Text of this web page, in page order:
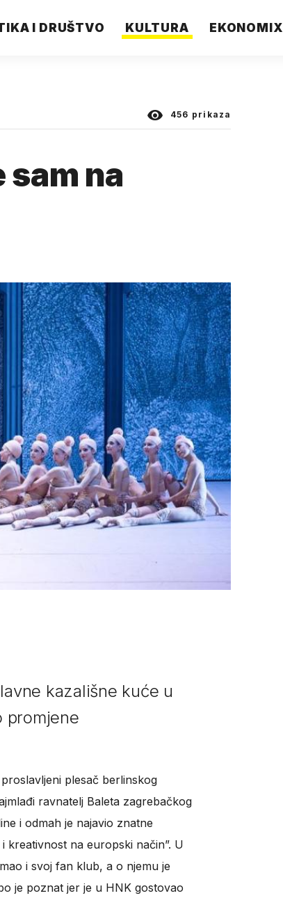
I DRUŠTVO KULTURA EKONOMIX
456 prikaza
sam na
kazališne kuće u
promjene
plesač berlinskog
ravnatelj Baleta zagrebačkog
i odmah je najavio znatne
kreativnost na europski način”. U
i svoj fan klub, a o njemu je
je poznat jer je u HNK gostovao